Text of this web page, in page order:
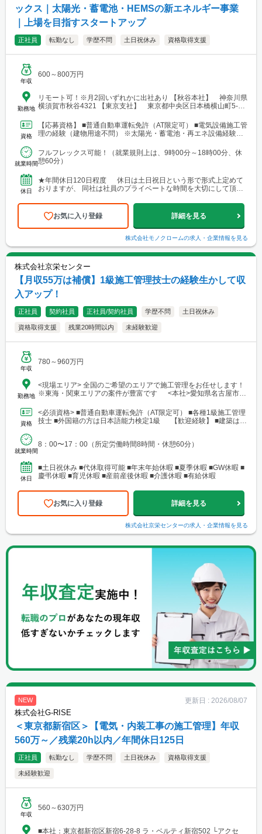
ックス｜太陽光・蓄電池・HEMSの新エネルギー事業
｜上場を目指すスタートアップ
正社員 転勤なし 学歴不問 土日祝休み 資格取得支援
年収
600～800万円
勤務地
リモート可！※月2回いずれかに出社あり 【秋谷本社】 神奈川県
横須賀市秋谷4321 【東京支社】 東京都中央区日本橋横山町5-13
資格
【応募資格】 ■普通自動車運転免許（AT限定可） ■電気設備施工管
理の経験（建物用途不問） ※太陽光・蓄電池・再エネ設備経験者
就業時間
フルフレックス可能！（就業規則上は、9時00分～18時00分、休
憩60分）
休日
★年間休日120日程度 休日は土日祝日という形で形式上定めて
おりますが、 同社は社員のプライベートな時間を大切にして頂い
お気に入り登録 詳細を見る
株式会社モノクロームの求人・企業情報を見る
株式会社京栄センター
【月収55万は補償】1級施工管理技士の経験生かして収
入アップ！
正社員 契約社員 正社員/契約社員 学歴不問 土日祝休み
資格取得支援 残業20時間以内 未経験歓迎
年収
780～960万円
勤務地
<現場エリア> 全国のご希望のエリアで施工管理をお任せします！
※東海・関東エリアの案件が豊富です <本社>愛知県名古屋市中
ありません <最寄駅>名古屋駅より徒歩10分
資格
<必須資格> ■普通自動車運転免許（AT限定可） ■各種1級施工管理
技士 ■外国籍の方は日本語能力検定1級 【歓迎経験】 ■建築はも
就業時間
8：00〜17：00（所定労働時間8時間・休憩60分）
休日
■土日祝休み ■代休取得可能 ■年末年始休暇 ■夏季休暇 ■GW休暇 ■
慶弔休暇 ■育児休暇 ■産前産後休暇 ■介護休暇 ■有給休暇
お気に入り登録 詳細を見る
株式会社京栄センターの求人・企業情報を見る
NEW 更新日 : 2026/08/07
株式会社G-RISE
＜東京都新宿区＞【電気・内装工事の施工管理】年収
560万～／残業20h以内／年間休日125日
正社員 転勤なし 学歴不問 土日祝休み 資格取得支援
未経験歓迎
年収
560～630万円
■本社：東京都新宿区新宿6-28-8 ラ・ベルティ新宿502 └アクセ